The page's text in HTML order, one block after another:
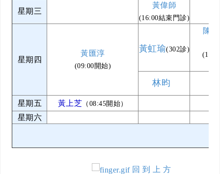
星期三
黃偉師
(16:00結束門診)
星期四
黃匯淳
(09:00開始)
黃虹瑜(302診)
陳
林昀
星期五 黃上芝 （08:45開始）
星期六
回 到 上 方